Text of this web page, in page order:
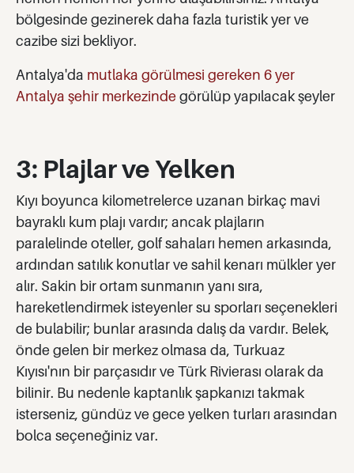
bölgesinde gezinerek daha fazla turistik yer ve
cazibe sizi bekliyor.
Antalya'da mutlaka görülmesi gereken 6 yer
Antalya şehir merkezindegörülüp yapılacak şeyler
3: Plajlar ve Yelken
Kıyı boyunca kilometrelerce uzanan birkaç mavi
bayraklı kum plajı vardır; ancak plajların
paralelinde oteller, golf sahaları hemen arkasında,
ardından satılık konutlar ve sahil kenarı mülkler yer
alır. Sakin bir ortam sunmanın yanı sıra,
hareketlendirmek isteyenler su sporları seçenekleri
de bulabilir; bunlar arasında dalış da vardır. Belek,
önde gelen bir merkez olmasa da, Turkuaz
Kıyısı'nın bir parçasıdır ve Türk Rivierası olarak da
bilinir. Bu nedenle kaptanlık şapkanızı takmak
isterseniz, gündüz ve gece yelken turları arasından
bolca seçeneğiniz var.